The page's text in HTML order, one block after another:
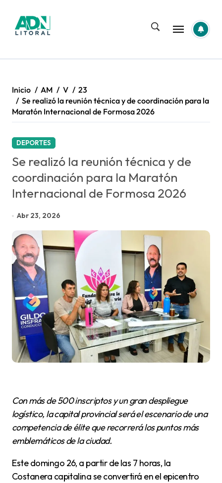
contenido
Inicio AM V
23
Se realizó la reunión técnica y de coordinación para la
Maratón Internacional de Formosa 2026
DEPORTES
Se realizó la reunión técnica y de
coordinación para la Maratón
Internacional de Formosa 2026
Abr 23, 2026
Con más de 500 inscriptos y un gran despliegue
logístico, la capital provincial será el escenario de una
competencia de élite que recorrerá los puntos más
emblemáticos de la ciudad.
Este domingo 26, a partir de las 7 horas, la
Costanera capitalina se convertirá en el epicentro